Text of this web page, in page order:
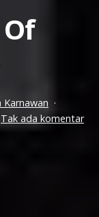
Karnawan
Tak ada komentar